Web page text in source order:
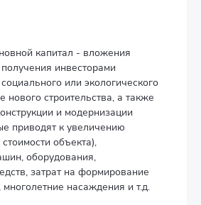
капитал - вложения
инвесторами
или экологического
нового строительства, а также
и модернизации
приводят к увеличению
объекта),
оборудования,
затрат на формирование
многолетние насаждения и т.д.